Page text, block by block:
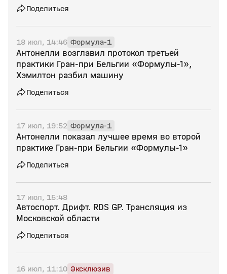
Поделиться
18 июл, 14:46 Формула-1
Антонелли возглавил протокол третьей
практики Гран‑при Бельгии «Формулы‑1»,
Хэмилтон разбил машину
Поделиться
17 июл, 19:52 Формула-1
Антонелли показал лучшее время во второй
практике Гран‑при Бельгии «Формулы‑1»
Поделиться
17 июл, 15:48
Автоспорт. Дрифт. RDS GP. Трансляция из
Московской области
Поделиться
16 июл, 11:10 Эксклюзив